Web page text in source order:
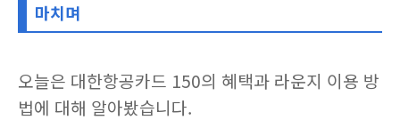
마치며
오늘은 대한항공카드 150의 혜택과 라운지 이용 방
법에 대해 알아봤습니다.